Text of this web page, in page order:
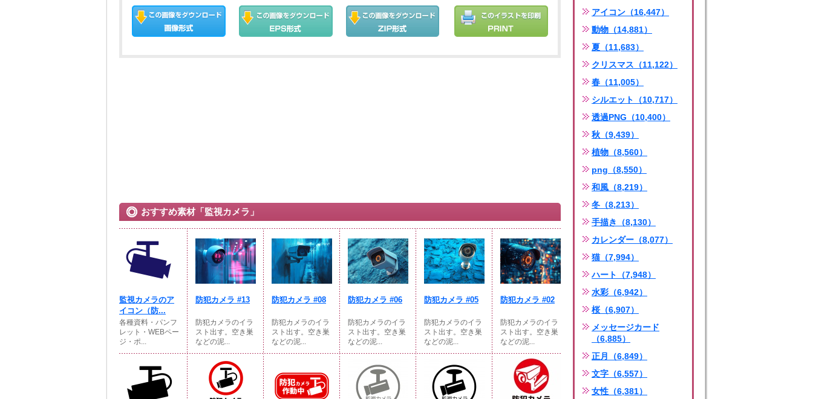
おすすめ素材「監視カメラ」
監視カメラのア
イコン（防...
各種資料・パンフ
レット・WEBペー
ジ・ポ...
防犯カメラ #13
防犯カメラのイラ
スト出す。空き巣
などの泥...
防犯カメラ #08
防犯カメラのイラ
スト出す。空き巣
などの泥...
防犯カメラ #06
防犯カメラのイラ
スト出す。空き巣
などの泥...
防犯カメラ #05
防犯カメラのイラ
スト出す。空き巣
などの泥...
防犯カメラ #02
防犯カメラのイラ
スト出す。空き巣
などの泥...
アイコン（16,447）
動物（14,881）
夏（11,683）
クリスマス（11,122）
春（11,005）
シルエット（10,717）
透過PNG（10,400）
秋（9,439）
植物（8,560）
png（8,550）
和風（8,219）
冬（8,213）
手描き（8,130）
カレンダー（8,077）
猫（7,994）
ハート（7,948）
水彩（6,942）
桜（6,907）
メッセージカード
（6,885）
正月（6,849）
文字（6,557）
女性（6,381）